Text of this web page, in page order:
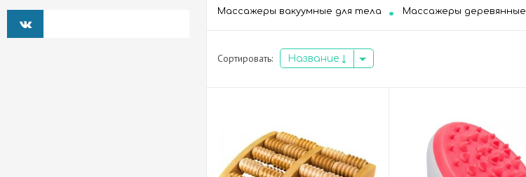
Массажеры вакуумные для тела
Массажеры деревянные
Сортировать: Название